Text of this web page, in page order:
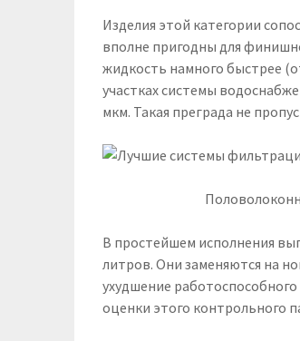
Изделия этой категории
вполне пригодны для
жидкость намного быстрее
участках системы
мкм. Такая преграда не
В простейшем исполнения
литров. Они заменяются на
ухудшение
оценки этого контрольного